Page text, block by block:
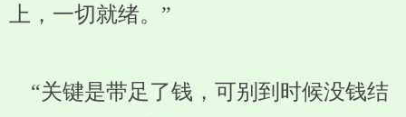
上，一切就绪。”
“关键是带足了钱，可别到时候没钱结